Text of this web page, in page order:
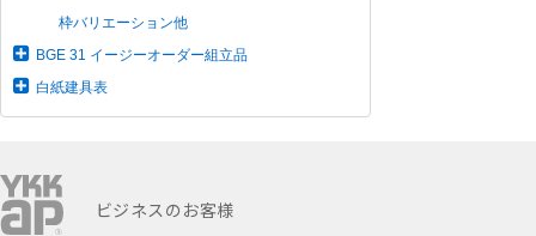
枠バリエーション他
BGE 31 イージーオーダー組立品
白紙建具表
ビジネスのお客様